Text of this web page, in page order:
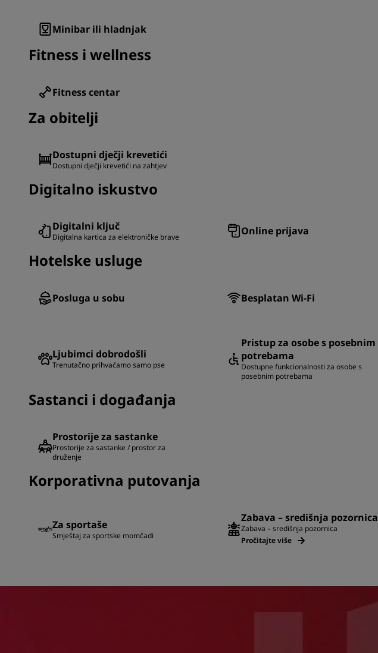
Minibar ili hladnjak
Fitness i wellness
Fitness centar
Za obitelji
Dostupni dječji krevetići
Dostupni dječji krevetići na zahtjev
Digitalno iskustvo
Digitalni ključ
Digitalna kartica za elektroničke brave Online prijava
Hotelske usluge
Posluga u sobu Besplatan Wi-Fi
Ljubimci dobrodošli
Trenutačno prihvaćamo samo pse
Pristup za osobe s posebnim
potrebama
Dostupne funkcionalnosti za osobe s
posebnim potrebama
Sastanci i događanja
Prostorije za sastanke
Prostorije za sastanke / prostor za
druženje
Korporativna putovanja
Za sportaše
Smještaj za sportske momčadi
Zabava – središnja pozornica
Zabava – središnja pozornica
Pročitajte više